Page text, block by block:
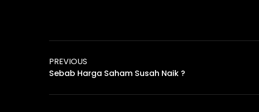
PREVIOUS
Sebab Harga Saham Susah Naik ?